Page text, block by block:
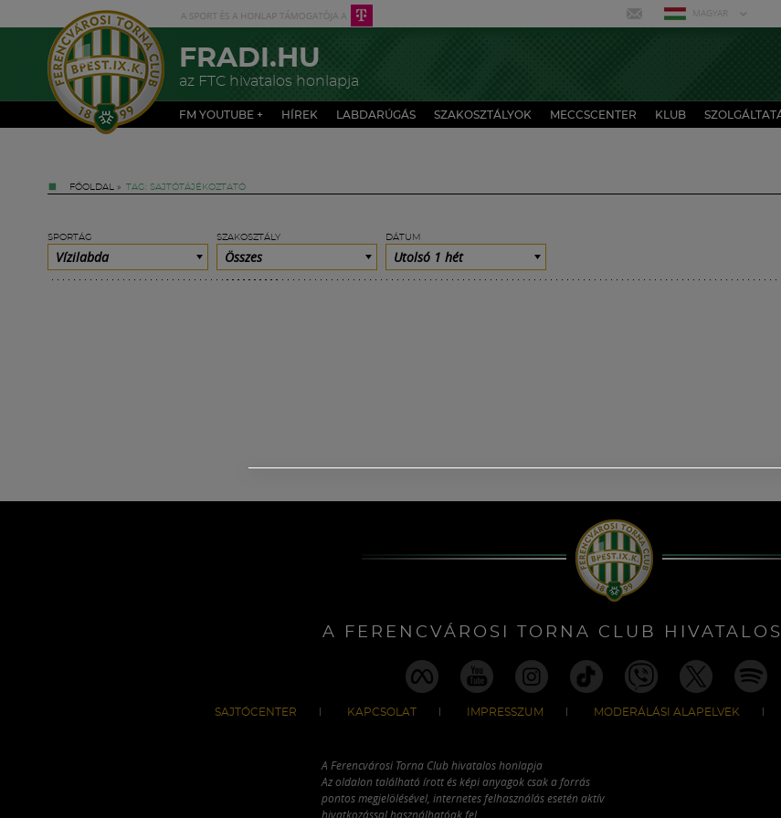
MAGYAR
FRADI.HU
az FTC hivatalos honlapja
FM YOUTUBE + HÍREK LABDARÚGÁS SZAKOSZTÁLYOK MECCSCENTER KLUB
FŐOLDAL » TAG: SAJTÓTÁJÉKOZTATÓ
SPORTÁG
Vízilabda
SZAKOSZTÁLY
Összes
DÁTUM
Utolsó 1 hét
A FERENCVÁROSI TORNA CLUB
SAJTÓCENTER KAPCSOLAT IMPRESSZUM MODERÁLÁSI ALAPELVEK
A Ferencvárosi Torna Club hivatalos honlapja
Az oldalon található írott és képi anyagok csak a forrás
pontos megjelölésével, internetes felhasználás esetén aktív
hivatkozással használhatóak fel.